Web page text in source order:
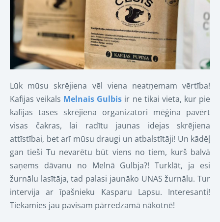
Lūk mūsu skrējiena vēl viena neatņemam vērtība!
Kafijas veikals Melnais Gulbis ir ne tikai vieta, kur pie
kafijas tases skrējiena organizatori mēģina pavērt
visas čakras, lai radītu jaunas idejas skrējiena
attīstībai, bet arī mūsu draugi un atbalstītāji! Un kādēļ
gan tieši Tu nevarētu būt viens no tiem, kurš balvā
saņems dāvanu no Melnā Gulbja?! Turklāt, ja esi
žurnālu lasītāja, tad palasi jaunāko UNAS žurnālu. Tur
intervija ar īpašnieku Kasparu Lapsu. Interesanti!
Tiekamies jau pavisam pārredzamā nākotnē!